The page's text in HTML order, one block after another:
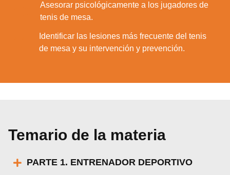
Asesorar psicológicamente a los jugadores de
tenis de mesa.
Identificar las lesiones más frecuente del tenis
de mesa y su intervención y prevención.
Temario de la materia
PARTE 1. ENTRENADOR DEPORTIVO